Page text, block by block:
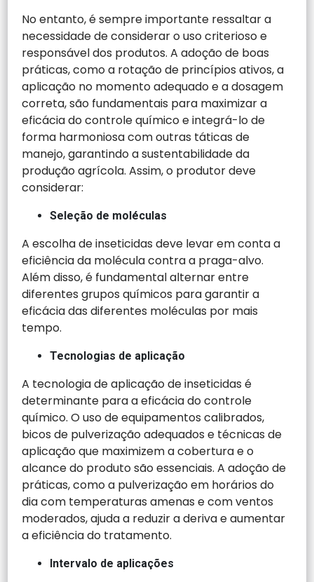
No entanto, é sempre importante ressaltar a
necessidade de considerar o uso criterioso e
responsável dos produtos. A adoção de boas
práticas, como a rotação de princípios ativos, a
aplicação no momento adequado e a dosagem
correta, são fundamentais para maximizar a
eficácia do controle químico e integrá-lo de
forma harmoniosa com outras táticas de
manejo, garantindo a sustentabilidade da
produção agrícola. Assim, o produtor deve
considerar:
Seleção de moléculas
A escolha de inseticidas deve levar em conta a
eficiência da molécula contra a praga-alvo.
Além disso, é fundamental alternar entre
diferentes grupos químicos para garantir a
eficácia das diferentes moléculas por mais
tempo.
Tecnologias de aplicação
A tecnologia de aplicação de inseticidas é
determinante para a eficácia do controle
químico. O uso de equipamentos calibrados,
bicos de pulverização adequados e técnicas de
aplicação que maximizem a cobertura e o
alcance do produto são essenciais. A adoção de
práticas, como a pulverização em horários do
dia com temperaturas amenas e com ventos
moderados, ajuda a reduzir a deriva e aumentar
a eficiência do tratamento.
Intervalo de aplicações